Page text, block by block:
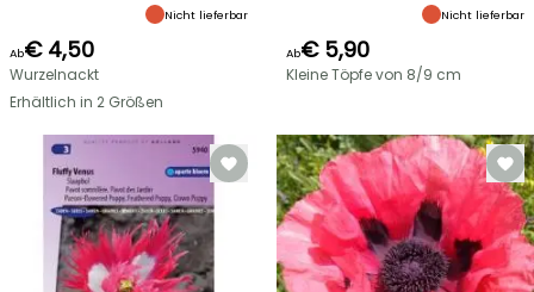
Nicht lieferbar
Ab€ 4,50
Wurzelnackt
Erhältlich in 2 Größen
Nicht lieferbar
Ab€ 5,90
Kleine Töpfe von 8/9 cm